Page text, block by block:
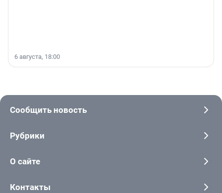
6 августа, 18:00
Сообщить новость
Рубрики
О сайте
Контакты